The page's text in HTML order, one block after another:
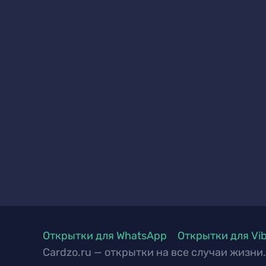
Открытки для WhatsApp
Открытки для
Cardzo.ru — открытки на все случаи жизни.